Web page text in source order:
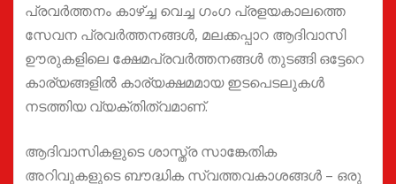
പ്രവർത്തനം കാഴ്ച്ച വെച്ച ഗംഗ പ്രളയകാലത്തെ
സേവന പ്രവർത്തനങ്ങൾ, മലക്കപ്പാറ ആദിവാസി
ഊരുകളിലെ ക്ഷേമപ്രവർത്തനങ്ങൾ തുടങ്ങി ഒട്ടേറെ
കാര്യങ്ങളിൽ കാര്യക്ഷമമായ ഇടപെടലുകൾ
നടത്തിയ വ്യക്തിത്വമാണ്.
ആദിവാസികളുടെ ശാസ്ത്ര സാങ്കേതിക
അറിവുകളുടെ ബൗദ്ധിക സ്വത്തവകാശങ്ങൾ – ഒരു